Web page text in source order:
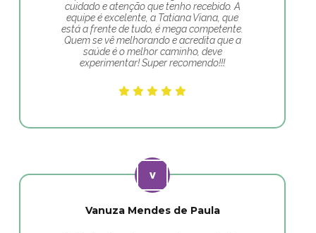
cuidado e atenção que tenho recebido. A
equipe é excelente, a Tatiana Viana, que
está a frente de tudo, é mega competente.
Quem se vê melhorando e acredita que a
saúde é o melhor caminho, deve
experimentar! Super recomendo!!!
Vanuza Mendes de Paula